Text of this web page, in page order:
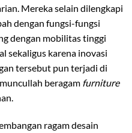
Mereka selain dilengkapi
dengan fungsi-fungsi
dengan mobilitas tinggi
sekaligus karena inovasi
tersebut pun terjadi di
beragam furniture
ragam desain